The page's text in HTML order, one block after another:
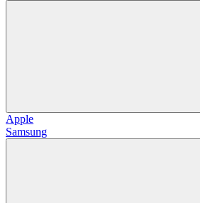
Apple
Samsung